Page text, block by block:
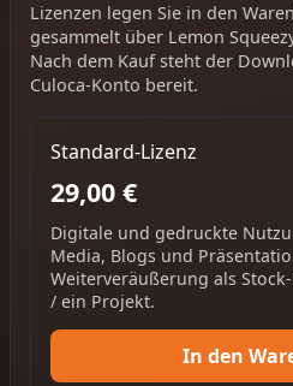
Lizenzen legen Sie in den
gesammelt über Lemon
Nach dem Kauf steht der
Culoca-Konto bereit.
Standard-Lizenz
29,00 €
Digitale und gedruckte
Media, Blogs und
Weiterveräußerung als
/ ein Projekt.
In den